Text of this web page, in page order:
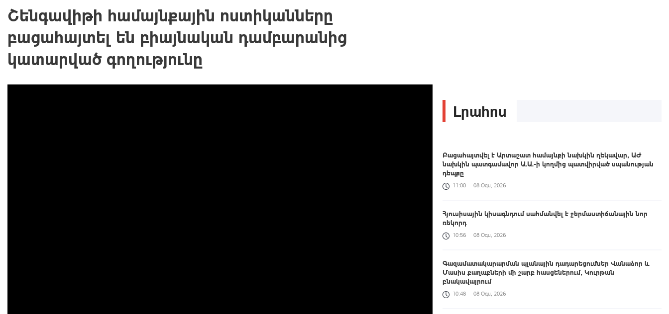
Շենգավիթի համայնքային ոստիկանները
բացահայտել են բիայնական դամբարանից
կատարված գողությունը
Լրահոս
Բացահայտվել է Արտաշատ համայնքի նախկին ղեկավար, ԱԺ
նախկին պատգամավոր Ա.Ա.-ի կողմից պատվիրված սպանության
դեպքը
11:00 08 Օգս, 2026
Հյուսիսային կիսագնդում սահմանվել է ջերմաստիճանային նոր
ռեկորդ
10:56 08 Օգս, 2026
Գազամատակարարման պլանային դադարեցումներ Վանաձոր և
Մասիս քաղաքների մի շարք հասցեներում, Կուրթան
բնակավայրում
10:48 08 Օգս, 2026